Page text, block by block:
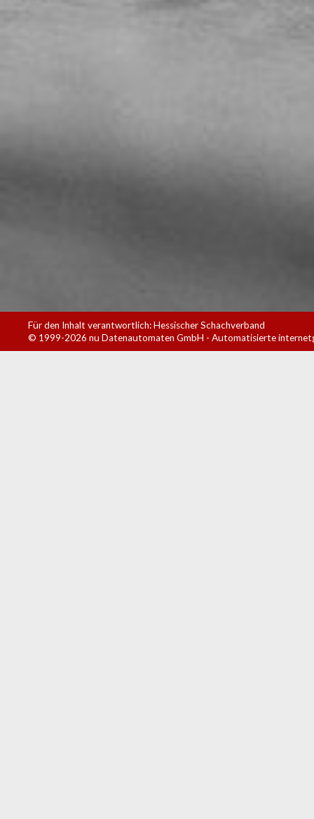
Für den Inhalt verantwortlich: Hessischer Schachverband
© 1999-2026 nu Datenautomaten GmbH - Automatisierte